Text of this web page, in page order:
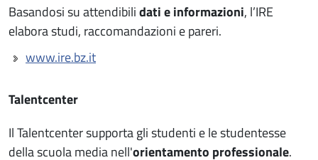
Basandosi su attendibilidati e informazioni, l’IRE
elabora studi, raccomandazioni e pareri.
www.ire.bz.it
Talentcenter
Il Talentcenter supporta gli studenti e le studentesse
della scuola media nell'orientamento professionale.